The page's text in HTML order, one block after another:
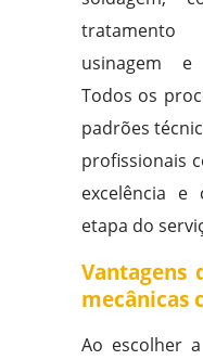
usinagem e
Todos os
padrões
profissionais
excelência e
etapa do
Vantagens
mecânicas
Ao escolher